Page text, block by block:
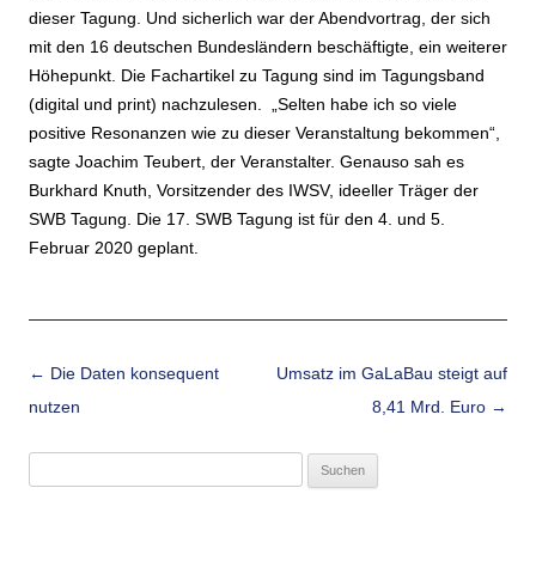
dieser Tagung. Und sicherlich war der Abendvortrag, der sich
mit den 16 deutschen Bundesländern beschäftigte, ein weiterer
Höhepunkt. Die Fachartikel zu Tagung sind im Tagungsband
(digital und print) nachzulesen. „Selten habe ich so viele
positive Resonanzen wie zu dieser Veranstaltung bekommen“,
sagte Joachim Teubert, der Veranstalter. Genauso sah es
Burkhard Knuth, Vorsitzender des IWSV, ideeller Träger der
SWB Tagung. Die 17. SWB Tagung ist für den 4. und 5.
Februar 2020 geplant.
Beitrags-Navigation
← Die Daten konsequent
nutzen
Umsatz im GaLaBau steigt auf
8,41 Mrd. Euro →
nach: